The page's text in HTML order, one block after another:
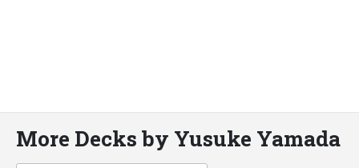
More Decks by Yusuke Yamada